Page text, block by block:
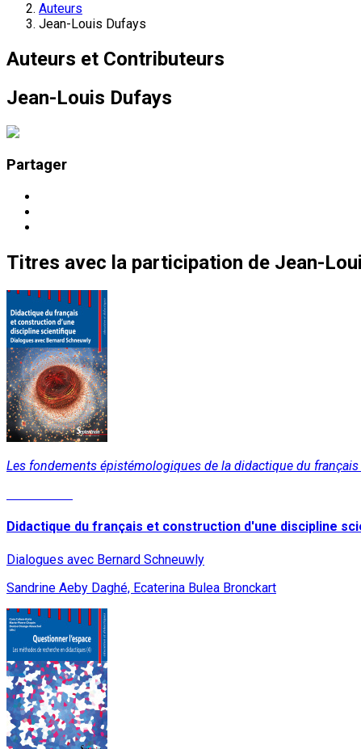
Auteurs
Jean-Louis Dufays
Auteurs et Contributeurs
Jean-Louis Dufays
Partager
Titres avec la participation de Jean-
Les fondements épistémologiques de la didactique du
Didactique du français et construction d'une discipline
Dialogues avec Bernard Schneuwly
Sandrine Aeby Daghé, Ecaterina Bulea Bronckart